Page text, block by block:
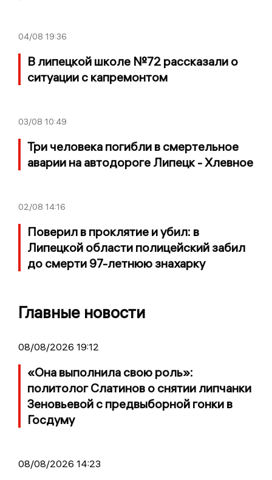
04/08 19:36
В липецкой школе №72 рассказали о
ситуации с капремонтом
03/08 10:49
Три человека погибли в смертельное
аварии на автодороге Липецк - Хлевное
02/08 14:16
Поверил в проклятие и убил: в
Липецкой области полицейский забил
до смерти 97-летнюю знахарку
Главные новости
08/08/2026 19:12
«Она выполнила свою роль»:
политолог Слатинов о снятии липчанки
Зеновьевой с предвыборной гонки в
Госдуму
08/08/2026 14:23